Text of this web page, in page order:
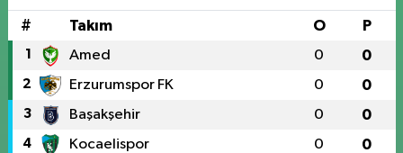
# Takım O P
1 Amed 0 0
2 Erzurumspor FK 0 0
3 Başakşehir 0 0
4 Kocaelispor 0 0